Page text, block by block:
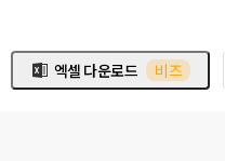
엑셀 다운로드 비즈